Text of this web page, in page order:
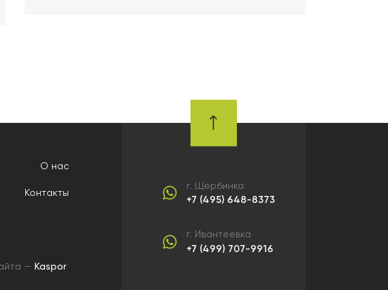
О нас
Контакты
— Kaspor
г. Щербинка
+7 (495) 648-8373
г. Ивантеевка
+7 (499) 707-9916